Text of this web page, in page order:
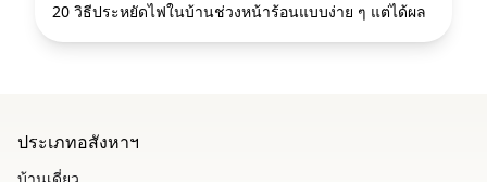
20 วิธีประหยัดไฟในบ้านช่วงหน้าร้อนแบบง่าย ๆ แต่ได้ผล
ประเภทอสังหาฯ